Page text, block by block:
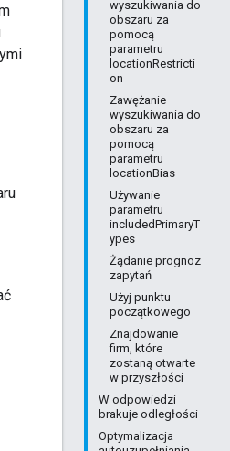
wyszukiwania do
obszaru za
pomocą
parametru
locationRestricti
on
Zawężanie
wyszukiwania do
obszaru za
pomocą
parametru
locationBias
Używanie
parametru
includedPrimaryT
ypes
Żądanie prognoz
zapytań
Użyj punktu
początkowego
Znajdowanie
firm, które
zostaną otwarte
w przyszłości
W odpowiedzi
brakuje odległości
Optymalizacja